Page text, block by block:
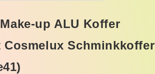
Cosmelux
Schminkkofferup ALU Koffer
Cosmelux Schminkkoffer